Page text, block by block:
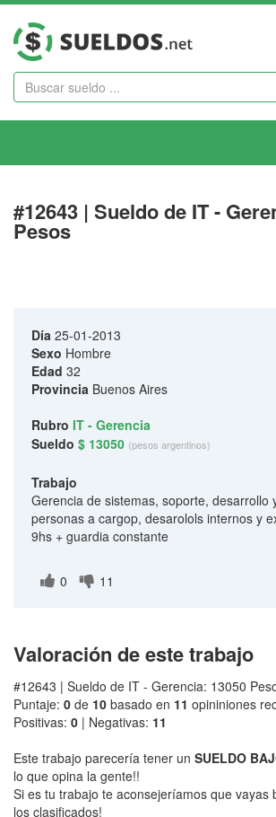
#12643 | Sueldo de IT -
Pesos
Día 25-01-2013
Sexo Hombre
Edad 32
Provincia Buenos Aires
Rubro IT - Gerencia
Sueldo $ 13050 (pesos argentinos)
Trabajo
Gerencia de sistemas, soporte, desarrollo
personas a cargop, desarolols internos y
9hs + guardia constante
0 11
Valoración de este trabajo
#12643 | Sueldo de IT - Gerencia: 13050
Puntaje: 0 de 10 basado en 11 opininiones
Positivas: 0 | Negativas: 11
Este trabajo parecería tener un SUELDO
lo que opina la gente!!
Si es tu trabajo te aconsejeríamos que vayas
los clasificados!